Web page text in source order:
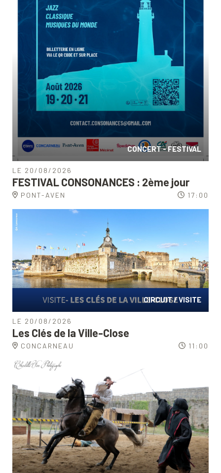
CONCERT - FESTIVAL
LE 20/08/2026
FESTIVAL CONSONANCES : 2ème jour
PONT-AVEN 17:00
CIRCUIT / VISITE
LE 20/08/2026
Les Clés de la Ville-Close
CONCARNEAU 11:00